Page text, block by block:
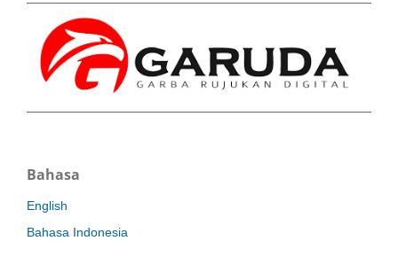
Bahasa
English
Bahasa Indonesia